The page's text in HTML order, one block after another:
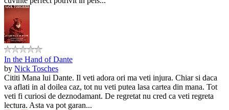
In the Hand of Dante
by Nick Tosches
Cititi Mana lui Dante. Il veti adora ori ma veti injura. Chiar si daca
va aflati in al doilea caz, tot nu veti putea lasa cartea din mana. Tot
veti fi curiosi de deznodamant. De regretat nu cred ca veti regreta
lectura. Asta va pot garan...